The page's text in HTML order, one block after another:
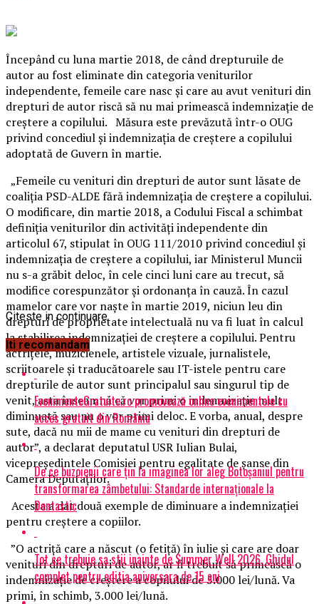
Începând cu luna martie 2018, de când drepturuile de
autor au fost eliminate din categoria veniturilor
independente, femeile care nasc şi care au avut venituri din
drepturi de autor riscă să nu mai primească indemnizaţie de
creştere a copilului. Măsura este prevăzută într-o OUG
privind concediul şi indemnizaţia de creştere a copilului
adoptată de Guvern în martie.
„Femeile cu venituri din drepturi de autor sunt lăsate de
coaliţia PSD-ALDE fără indemnizaţia de creştere a copilului.
O modificare, din martie 2018, a Codului Fiscal a schimbat
definiţia veniturilor din activităţi independente din
articolul 67, stipulat în OUG 111/2010 privind concediul şi
indemnizaţia de creştere a copilului, iar Ministerul Muncii
nu s-a grăbit deloc, în cele cinci luni care au trecut, să
modifice corespunzător şi ordonanţa în cauză. În cazul
mamelor care vor naşte în martie 2019, niciun leu din
drepturi de proprietate intelectuală nu va fi luat în calcul
la stabilirea indemnizaţiei de creştere a copilului. Pentru
actriţele, muzicienele, artistele vizuale, jurnalistele,
scriitoarele şi traducătoarele sau IT-istele pentru care
drepturile de autor sunt principalul sau singurul tip de
venit, asta înseamnă că vor primi o indemnizaţie mult
diminuată sau nu o vor primi deloc. E vorba, anual, despre
sute, dacă nu mii de mame cu venituri din drepturi de
autor”, a declarat deputatul USR Iulian Bulai,
vicepreşedintele Comisiei pentru egalitate de şanse din
Camera Deputaţilor.
Acesta a dat două exemple de diminuare a indemnizaţiei
pentru creştere a copiilor.
”O actriţă care a născut (o fetiţă) în iulie şi care are doar
venituri din drepturi de autor, ar fi trebuit să primească o
indemnizaţie de creştere a copilului de 5.000 lei/lună. Va
primi, în schimb, 3.000 lei/lună.
Citeste in continuare
Iti recomandam
EvenimenteGratuite.ro promovează online evenimentele cu
acces gratuit din România
De ce buzoienii care țin la imaginea lor aleg Botoșaniul pentru
transformarea zâmbetului: Standarde internaționale la
Dentastic
Tot ce trebuie sa stii inainte de Summer Well 2026. Ghidul
complet pentru editia aniversara de 15 ani